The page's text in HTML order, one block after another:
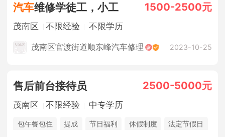
汽车维修学徒工，小工 1500-2500元
茂南区 不限经验 不限学历
茂南区官渡街道顺东峰汽车修理 2023-10-25
售后前台接待员 2500-5000元
茂南区 不限经验 中专学历
包午餐包住 提成 节日福利 休假制度 法定节假日